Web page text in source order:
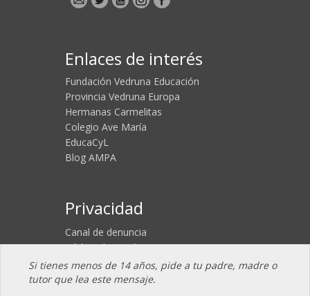
Enlaces de interés
Fundación Vedruna Educación
Provincia Vedruna Europa
Hermanas Carmelitas
Colegio Ave María
EducaCyL
Blog AMPA
Privacidad
Canal de denuncia
Código de conducta
Aviso legal
Política de Cookies
Si tienes menos de 14 años, pide a tu padre, madre o
tutor que lea este mensaje.